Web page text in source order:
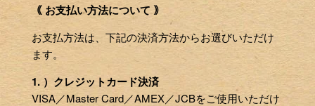
｟ お支払い方法について ｠
お支払方法は、下記の決済方法からお選びいただけ
ます。
1. ）クレジットカード決済
VISA／Master Card／AMEX／JCBをご使用いただけ